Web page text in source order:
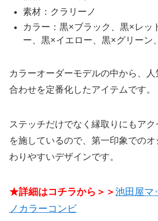
素材：クラリーノ
カラー：黒×ブラック、黒×レッ
ー、黒×イエロー、黒×グリーン
カラーオーダーモデルの中から、
合わせを定番化したアイテムです。
ステッチだけでなく縁取りにもア
を施しているので、第一印象での
わりやすいデザインです。
★詳細はコチラから＞＞池田屋マ
ノカラーコンビ